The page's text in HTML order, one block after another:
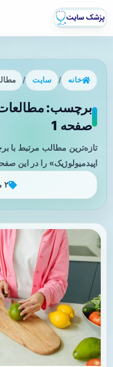
خانه / سایت /
برچسب: مطالعات
صفحه 1
تازه‌ترین مطالب مرتبط با
اپیدمیولوژیک» را در این
۲ مطلب